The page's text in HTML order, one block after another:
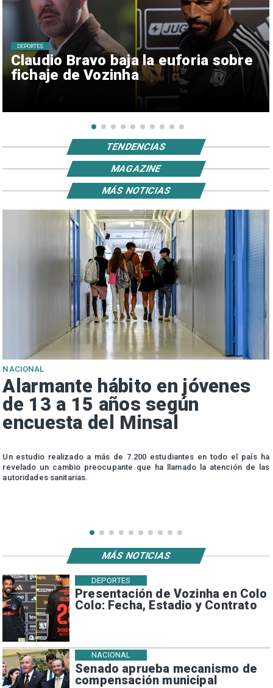
Claudio Bravo baja la euforia sobre
fichaje de Vozinha
DEPORTES
TENDENCIAS
MAGAZINE
NACIONAL
Alarmante hábito en jóvenes
de 13 a 15 años según
encuesta del Minsal
Un estudio realizado a más de 7.200 estudiantes en todo el país ha
revelado un cambio preocupante que ha llamado la atención de las
autoridades sanitarias.
MÁS NOTICIAS
Presentación de Vozinha en Colo
Colo: Fecha, Estadio y Contrato
DEPORTES
Senado aprueba mecanismo de
compensación municipal
NACIONAL
MÁS NOTICIAS